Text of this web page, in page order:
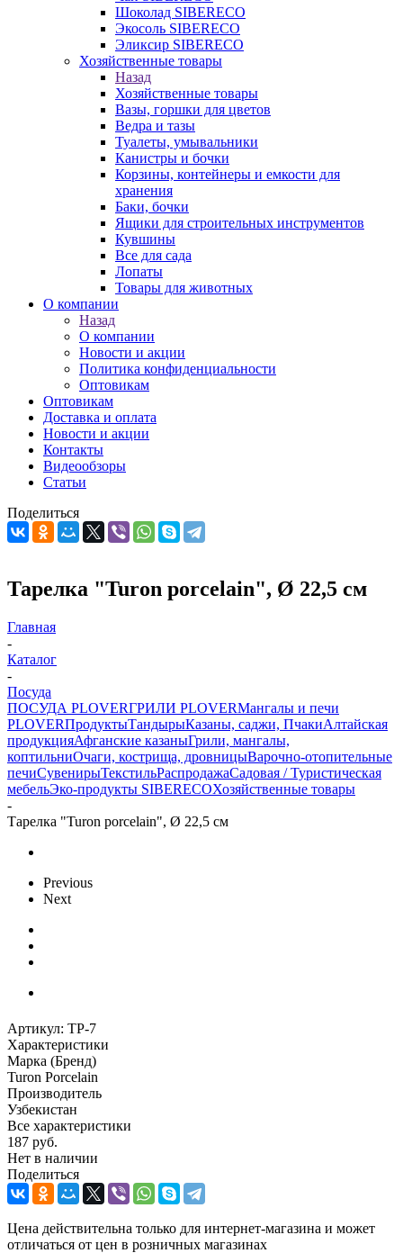
Шоколад SIBERECO
Экосоль SIBERECO
Эликсир SIBERECO
Хозяйственные товары
Назад
Хозяйственные товары
Вазы, горшки для цветов
Ведра и тазы
Туалеты, умывальники
Канистры и бочки
Корзины, контейнеры и емкости для
хранения
Баки, бочки
Ящики для строительных инструментов
Кувшины
Все для сада
Лопаты
Товары для животных
О компании
Назад
О компании
Новости и акции
Политика конфиденциальности
Оптовикам
Оптовикам
Доставка и оплата
Новости и акции
Контакты
Видеообзоры
Статьи
Поделиться
Тарелка "Turon porcelain", Ø 22,5 см
Главная
-
Каталог
-
Посуда
ПОСУДА PLOVERГРИЛИ PLOVERМангалы и печи
PLOVERПродуктыТандырыКазаны, саджи, ПчакиАлтайская
продукцияАфганские казаныГрили, мангалы,
коптильниОчаги, кострища, дровницыВарочно-отопительные
печиСувенирыТекстильРаспродажаСадовая / Туристическая
мебельЭко-продукты SIBERECOХозяйственные товары
-
Тарелка "Turon porcelain", Ø 22,5 см
Previous
Next
Артикул: TP-7
Характеристики
Марка (Бренд)
Turon Porcelain
Производитель
Узбекистан
Все характеристики
187 руб.
Нет в наличии
Поделиться
Цена действительна только для интернет-магазина и может
отличаться от цен в розничных магазинах